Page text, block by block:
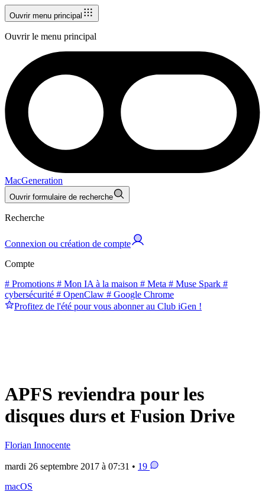
Ouvrir menu principal
Ouvrir le menu principal
MacGeneration
Ouvrir formulaire de recherche
Recherche
Connexion ou création de compte
Compte
# Promotions # Mon IA à la maison # Meta # Muse Spark #
cybersécurité # OpenClaw # Google Chrome
Profitez de l'été pour vous abonner au Club iGen !
APFS reviendra pour les
disques durs et Fusion Drive
Florian Innocente
mardi 26 septembre 2017 à 07:31 • 19
macOS